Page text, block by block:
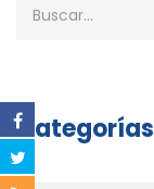
Categorías